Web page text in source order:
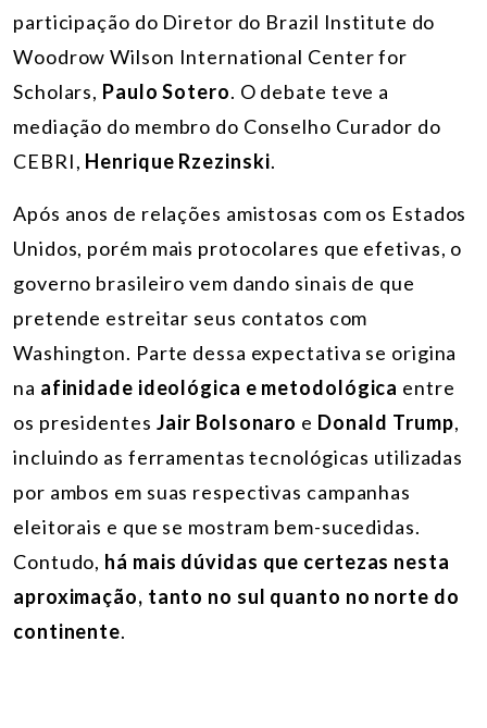
participação do Diretor do Brazil Institute do
Woodrow Wilson International Center for
Scholars, Paulo Sotero. O debate teve a
mediação do membro do Conselho Curador do
CEBRI, Henrique Rzezinski.
Após anos de relações amistosas com os Estados
Unidos, porém mais protocolares que efetivas, o
governo brasileiro vem dando sinais de que
pretende estreitar seus contatos com
Washington. Parte dessa expectativa se origina
na afinidade ideológica e metodológica entre
os presidentes Jair Bolsonaro e Donald Trump,
incluindo as ferramentas tecnológicas utilizadas
por ambos em suas respectivas campanhas
eleitorais e que se mostram bem-sucedidas.
Contudo, há mais dúvidas que certezas nesta
aproximação, tanto no sul quanto no norte do
continente.